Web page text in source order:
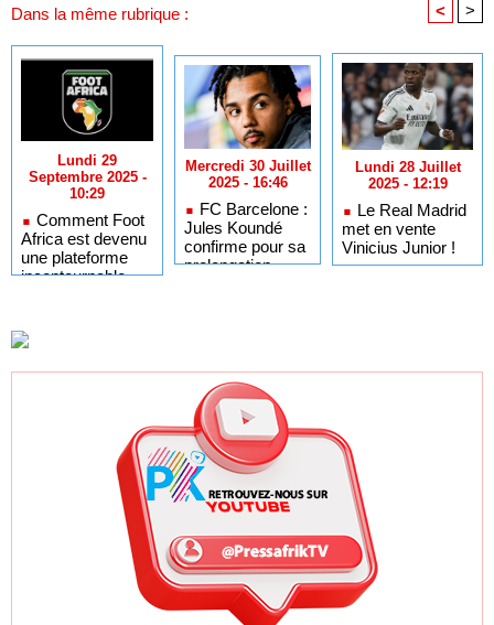
Dans la même rubrique : < >
Lundi 29
Septembre 2025 -
10:29
Comment Foot
Africa est devenu
une plateforme
incontournable
dans le monde
entier
Mercredi 30 Juillet
2025 - 16:46
FC Barcelone :
Jules Koundé
confirme pour sa
prolongation
Lundi 28 Juillet
2025 - 12:19
Le Real Madrid
met en vente
Vinicius Junior !